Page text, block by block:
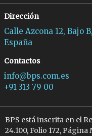
Dirección
Calle Azcona 12, Bajo
España
Contactos
info@bps.com.es
+91 313 79 00
BPS está inscrita en el
24.100, Folio 172,